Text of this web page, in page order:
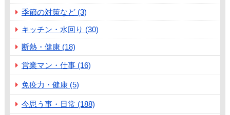
季節の対策など (3)
キッチン・水回り (30)
断熱・健康 (18)
営業マン・仕事 (16)
免疫力・健康 (5)
今思う事・日常 (188)